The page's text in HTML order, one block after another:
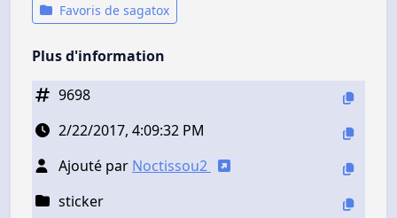
Favoris de sagatox
Plus d'information
9698
2/22/2017, 4:09:32 PM
Ajouté par Noctissou2
sticker